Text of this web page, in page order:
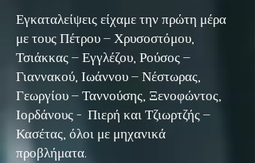
Εγκαταλείψεις είχαμε την πρώτη μέρα
με τους Πέτρου – Χρυσοστόμου,
Τσιάκκας – Εγγλέζου, Ρούσος –
Γιαννακού, Ιωάννου – Νέστωρας,
Γεωργίου – Ταννούσης, Ξενοφώντος,
Ιορδάνους - Πιερή και Τζιωρτζής –
Κασέτας, όλοι με μηχανικά
προβλήματα.